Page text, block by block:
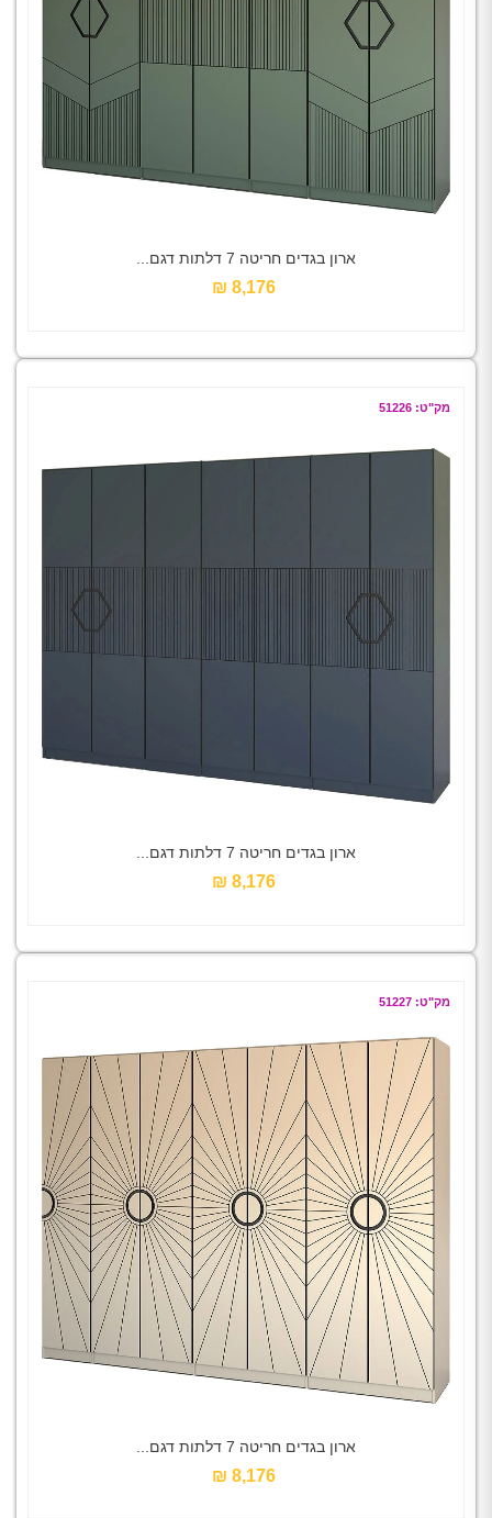
ארון בגדים חריטה 7 דלתות דגם...
8,176 ₪‎
מק"ט: 51226
ארון בגדים חריטה 7 דלתות דגם...
8,176 ₪‎
מק"ט: 51227
ארון בגדים חריטה 7 דלתות דגם...
8,176 ₪‎